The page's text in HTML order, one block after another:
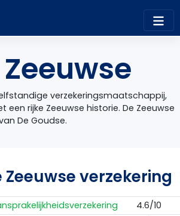
Zeeuwse
verzekeringsmaatschappij,
een rijke Zeeuwse historie. De Zeeuwse
De Goudse.
Zeeuwse verzekering
4.6/10